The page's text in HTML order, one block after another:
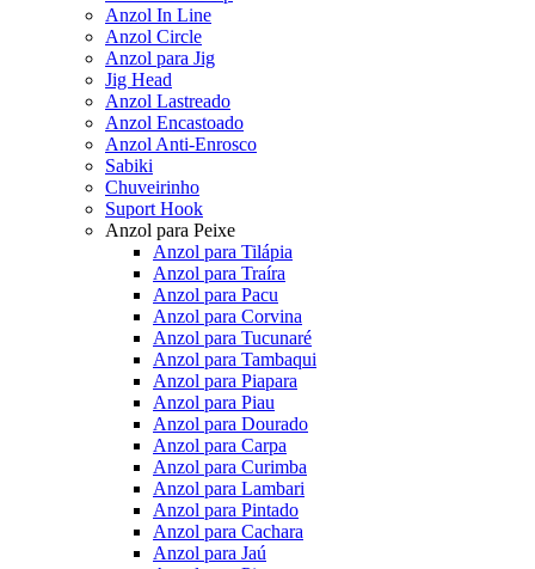
Anzol In Line
Anzol Circle
Anzol para Jig
Jig Head
Anzol Lastreado
Anzol Encastoado
Anzol Anti-Enrosco
Sabiki
Chuveirinho
Suport Hook
Anzol para Peixe
Anzol para Tilápia
Anzol para Traíra
Anzol para Pacu
Anzol para Corvina
Anzol para Tucunaré
Anzol para Tambaqui
Anzol para Piapara
Anzol para Piau
Anzol para Dourado
Anzol para Carpa
Anzol para Curimba
Anzol para Lambari
Anzol para Pintado
Anzol para Cachara
Anzol para Jaú